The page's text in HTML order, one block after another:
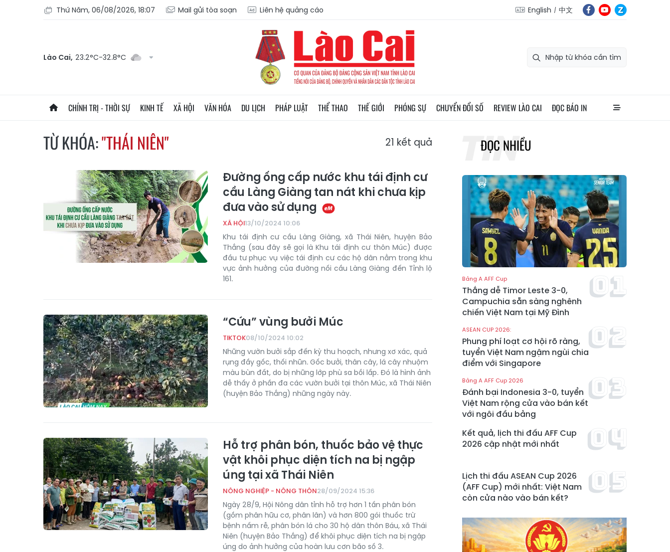
Thứ Năm, 06/08/2026, 18:07 Mail gửi tòa soạn Liên hệ quảng cáo English 中文
Lào Cai, 23.2°C-32.8°C
CHÍNH TRỊ - THỜI SỰ KINH TẾ XÃ HỘI VĂN HÓA DU LỊCH PHÁP LUẬT THỂ THAO THẾ GIỚI PHÓNG SỰ CHUYỂN ĐỔI SỐ REVIEW LÀO CAI ĐỌC BÁO IN
TỪ KHÓA:"THÁI NIÊN" 21 kết quả
Đường ống cấp nước khu tái định cư
cầu Làng Giàng tan nát khi chưa kịp
đưa vào sử dụng
XÃ HỘI13/10/2024 10:06
Khu tái định cư cầu Làng Giàng, xã Thái Niên, huyện Bảo
Thắng (sau đây sẽ gọi là Khu tái định cư thôn Múc) được
đầu tư phục vụ việc tái định cư các hộ dân nằm trong khu
vực ảnh hưởng của đường nối cầu Làng Giàng đến Tỉnh lộ
161.
“Cứu” vùng bưởi Múc
TIKTOK08/10/2024 10:02
Những vườn bưởi sắp đến kỳ thu hoạch, nhưng xơ xác, quả
rụng đầy gốc, thối nhũn. Gốc bưởi, thân cây, lá cây nhuộm
màu bùn đất, do bị những lớp phù sa bồi lấp. Đó là hình ảnh
dễ thấy ở phần đa các vườn bưởi tại thôn Múc, xã Thái Niên
(huyện Bảo Thắng) những ngày này.
Hỗ trợ phân bón, thuốc bảo vệ thực
vật khôi phục diện tích na bị ngập
úng tại xã Thái Niên
NÔNG NGHIỆP - NÔNG THÔN28/09/2024 15:36
Ngày 28/9, Hội Nông dân tỉnh hỗ trợ hơn 1 tấn phân bón
(gồm phân hữu cơ, phân lân) và hơn 800 gói thuốc trừ
bệnh nấm rễ, phân bón lá cho 30 hộ dân thôn Báu, xã Thái
Niên (huyện Bảo Thắng) để khôi phục diện tích na bị ngập
úng do ảnh hưởng của hoàn lưu cơn bão số 3.
ĐỌC NHIỀU
Bảng A AFF Cup
Thắng dễ Timor Leste 3-0,
Campuchia sẵn sàng nghênh
chiến Việt Nam tại Mỹ Đình
ASEAN CUP 2026:
Phung phí loạt cơ hội rõ ràng,
tuyển Việt Nam ngậm ngùi chia
điểm với Singapore
Bảng A AFF Cup 2026
Đánh bại Indonesia 3-0, tuyển
Việt Nam rộng cửa vào bán kết
với ngôi đầu bảng
Kết quả, lịch thi đấu AFF Cup
2026 cập nhật mới nhất
Lịch thi đấu ASEAN Cup 2026
(AFF Cup) mới nhất: Việt Nam
còn cửa nào vào bán kết?